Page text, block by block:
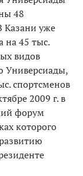
48
Казани уже
на 45 тыс.
видов
Универсиады,
спортсменов
2009 г. в
форум
которого